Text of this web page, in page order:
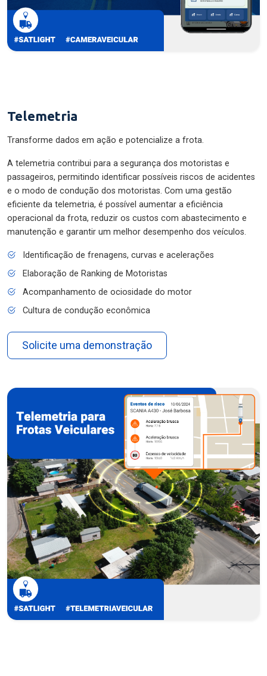
Telemetria
Transforme dados em ação e potencialize a frota.
A telemetria contribui para a segurança dos motoristas e
passageiros, permitindo identificar possíveis riscos de acidentes
e o modo de condução dos motoristas. Com uma gestão
eficiente da telemetria, é possível aumentar a eficiência
operacional da frota, reduzir os custos com abastecimento e
manutenção e garantir um melhor desempenho dos veículos.
Identificação de frenagens, curvas e acelerações
Elaboração de Ranking de Motoristas
Acompanhamento de ociosidade do motor
Cultura de condução econômica
Solicite uma demonstração